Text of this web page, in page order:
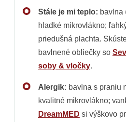
Stále je mi teplo: bavlna
hladké mikrovlákno;
priedušná plachta.
bavlnené obliečky so
soby & vločky.
Alergik: bavlna s praniu
kvalitné mikrovlákno;
DreamMED si výškovo